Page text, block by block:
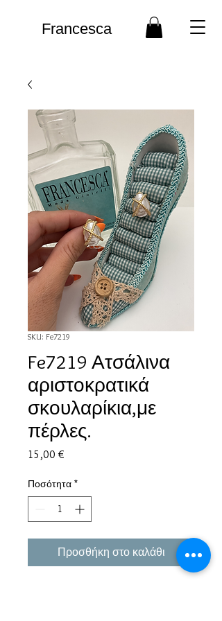
Francesca
SKU: Fe7219
Fe7219 Ατσάλινα
αριστοκρατικά
σκουλαρίκια,με
πέρλες.
15,00 €
Ποσότητα *
Προσθήκη στο καλάθι